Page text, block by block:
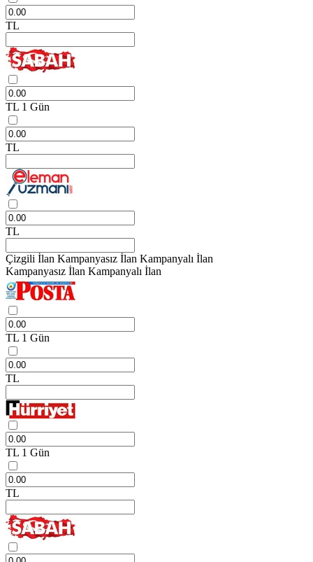
TL
TL 1 Gün
TL
TL
Çizgili İlan Kampanyasız İlan Kampanyalı İlan
Kampanyasız İlan Kampanyalı İlan
TL 1 Gün
TL
TL 1 Gün
TL